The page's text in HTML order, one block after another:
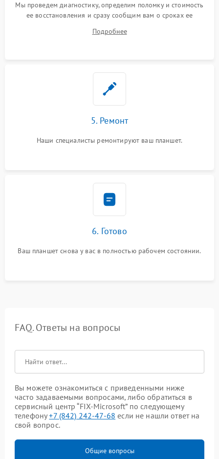
Мы проведем диагностику, определим поломку и стоимость
ее восстановления и сразу сообщим вам о сроках ее
Подробнее
5. Ремонт
Наши специалисты ремонтируют ваш планшет.
6. Готово
Ваш планшет снова у вас в полностью рабочем состоянии.
FAQ. Ответы на вопросы
Вы можете ознакомиться с приведенными ниже
часто задаваемыми вопросами, либо обратиться в
сервисный центр “FIX-Microsoft” по следующему
телефону+7 (842) 242-47-68 если не нашли ответ на
свой вопрос.
Общие вопросы